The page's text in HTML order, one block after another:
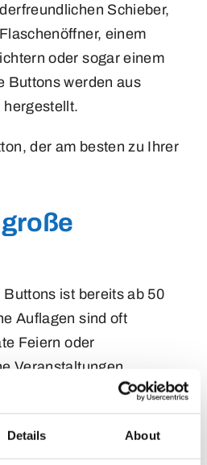
Details About
Schieber,
einem
oder sogar einem
Buttons werden aus
hergestellt.
der am besten zu Ihrer
ist bereits ab 50
Auflagen sind oft
Feiern oder
Veranstaltungen.
Stückpreis bei 500 oder
niedriger als bei 50